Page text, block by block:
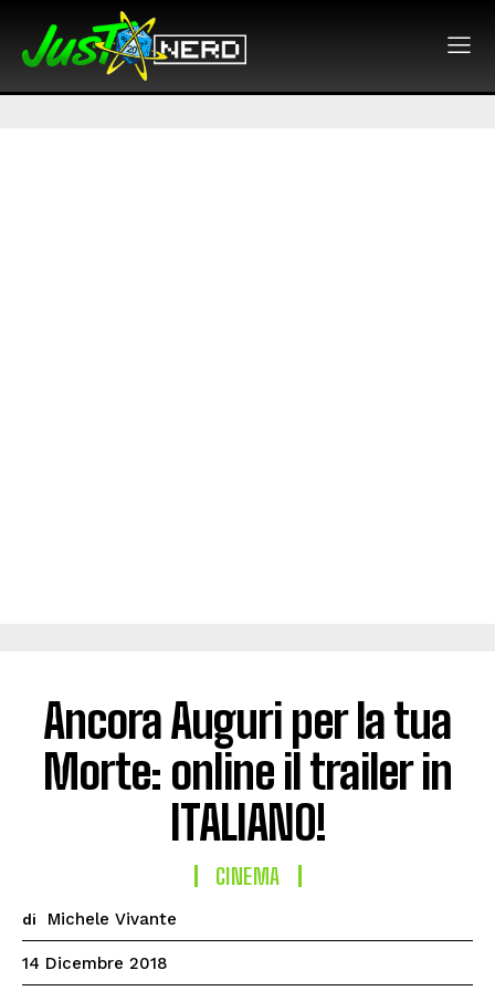
Ancora Auguri per la tua
Morte: online il trailer in
ITALIANO!
CINEMA
di Michele Vivante
14 Dicembre 2018